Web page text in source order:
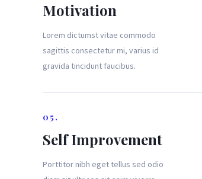
Motivation
Lorem dictumst vitae commodo
sagittis consectetur mi, varius id
gravida tincidunt faucibus.
05.
Self Improvement
Porttitor nibh eget tellus sed odio